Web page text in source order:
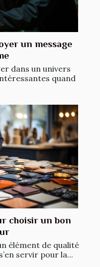
un message
dans un univers
quand
choisir un bon
élément de qualité
servir pour la...